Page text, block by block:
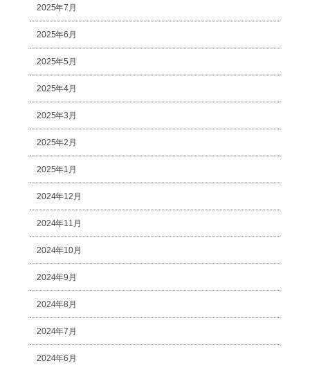
2025年7月
2025年6月
2025年5月
2025年4月
2025年3月
2025年2月
2025年1月
2024年12月
2024年11月
2024年10月
2024年9月
2024年8月
2024年7月
2024年6月